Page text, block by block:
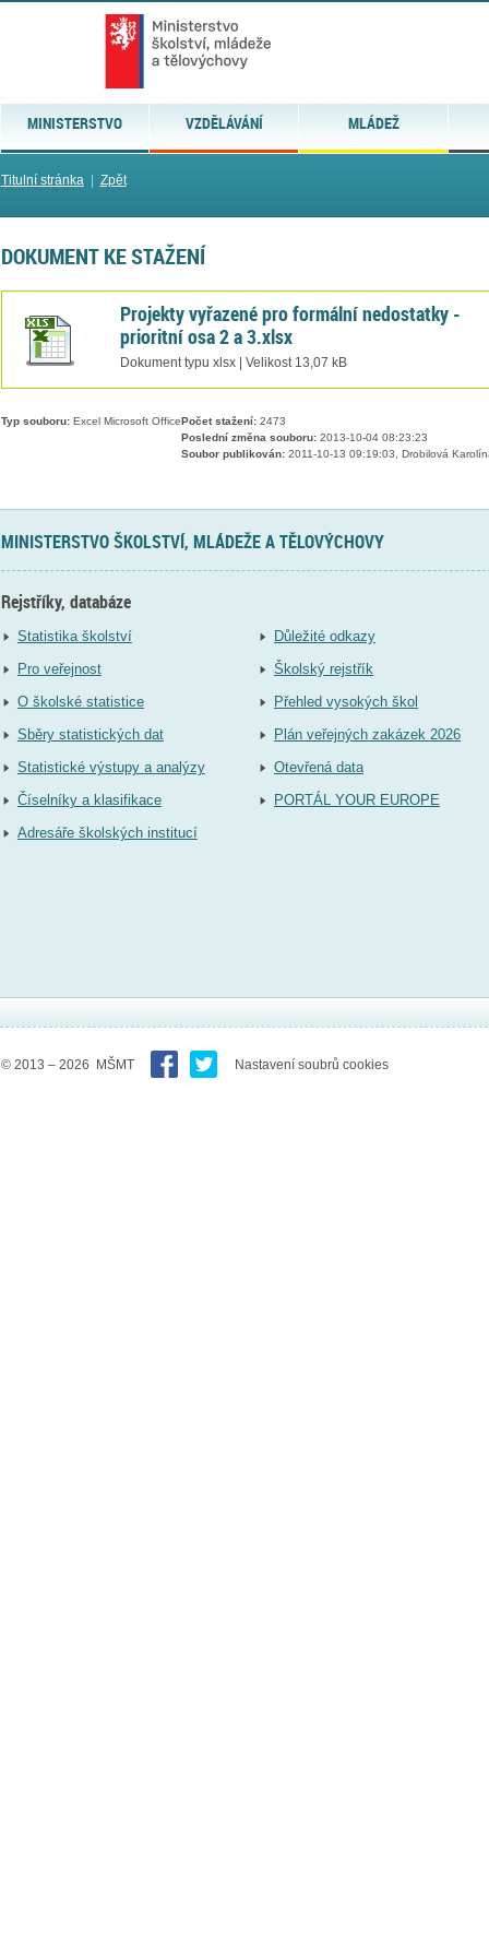
MINISTERSTVO VZDĚLÁVÁNÍ MLÁDEŽ
Titulní stránka| Zpět
DOKUMENT KE STAŽENÍ
Projekty vyřazené pro formální nedostatky -
prioritní osa 2 a 3.xlsx
Dokument typu xlsx | Velikost 13,07 kB
Typ souboru:Excel Microsoft Office Počet stažení:2473
Poslední změna souboru:2013-10-04 08:23:23
Soubor publikován:2011-10-13 09:19:03, Drobilová
MINISTERSTVO ŠKOLSTVÍ, MLÁDEŽE A TĚLOVÝCHOVY
Rejstříky, databáze
Statistika školství
Pro veřejnost
O školské statistice
Sběry statistických dat
Statistické výstupy a analýzy
Číselníky a klasifikace
Adresáře školských institucí
Důležité odkazy
Školský rejstřík
Přehled vysokých škol
Plán veřejných zakázek 2026
Otevřená data
PORTÁL YOUR EUROPE
© 2013 – 2026 MŠMT Nastavení soubrů cookies